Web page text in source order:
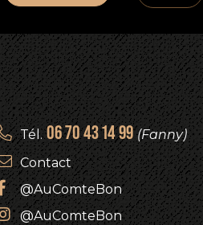
Tél. 06 70 43 14 99 (Fanny)
Contact
@AuComteBon
@AuComteBon